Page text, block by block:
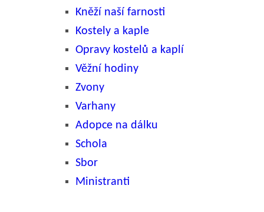
Kněží naší farnosti
Kostely a kaple
Opravy kostelů a kaplí
Věžní hodiny
Zvony
Varhany
Adopce na dálku
Schola
Sbor
Ministranti